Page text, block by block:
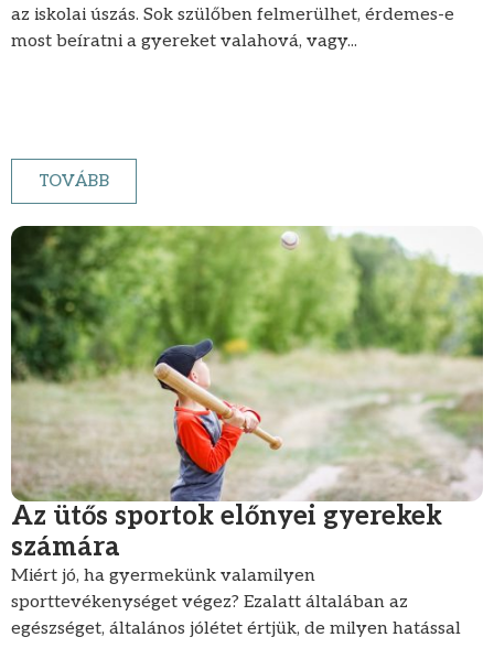
az iskolai úszás. Sok szülőben felmerülhet, érdemes-e
most beíratni a gyereket valahová, vagy...
TOVÁBB
Az ütős sportok előnyei gyerekek
számára
Miért jó, ha gyermekünk valamilyen
sporttevékenységet végez? Ezalatt általában az
egészséget, általános jólétet értjük, de milyen hatással